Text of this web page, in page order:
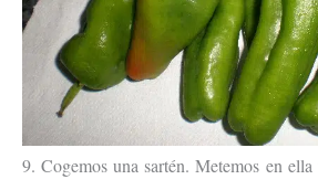
9. Cogemos una sartén. Metemos en